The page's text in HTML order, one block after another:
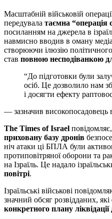
Масштабній військовій
передувала таємна “операція
посиланням на джерела в
навмисно вводив в оману
створюючи ілюзію
став повною несподіванкою
“До підготовки були
осіб. Це дозволило нам
і досягти ефекту
— зазначив високопосадовець
The Times of Israel
приховану базу дронів
ніч атаки ці БПЛА були
протиповітряної оборони та
на Ізраїль. Це надало
повітрі.
Ізраїльські військові
значний обсяг розвідданих, які
конкретного плану